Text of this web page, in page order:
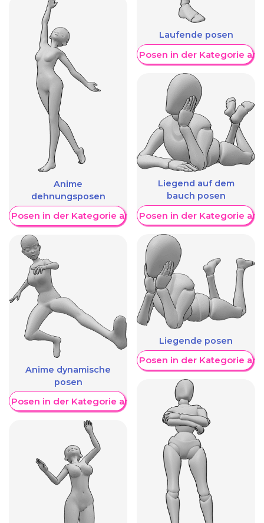
Anime
dehnungsposen
Posen in der Kategorie anzeigen
Anime dynamische
posen
Posen in der Kategorie anzeigen
Laufende posen
Weitere Posen in der Kategorie
Liegend auf dem
bauch posen
Weitere Posen in der Kategorie
Liegende posen
Weitere Posen in der Kategorie